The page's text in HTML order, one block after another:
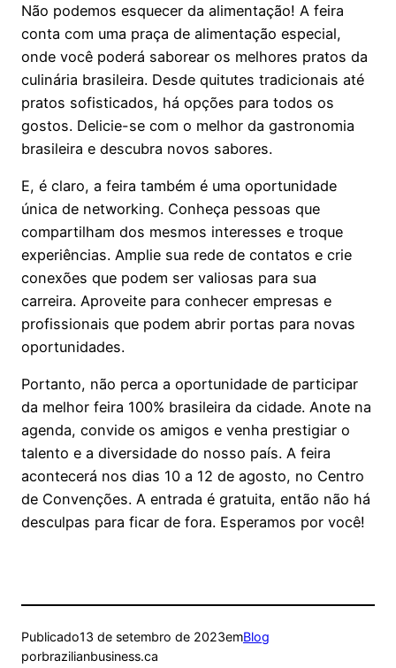
Não podemos esquecer da alimentação! A feira
conta com uma praça de alimentação especial,
onde você poderá saborear os melhores pratos da
culinária brasileira. Desde quitutes tradicionais até
pratos sofisticados, há opções para todos os
gostos. Delicie-se com o melhor da gastronomia
brasileira e descubra novos sabores.
E, é claro, a feira também é uma oportunidade
única de networking. Conheça pessoas que
compartilham dos mesmos interesses e troque
experiências. Amplie sua rede de contatos e crie
conexões que podem ser valiosas para sua
carreira. Aproveite para conhecer empresas e
profissionais que podem abrir portas para novas
oportunidades.
Portanto, não perca a oportunidade de participar
da melhor feira 100% brasileira da cidade. Anote na
agenda, convide os amigos e venha prestigiar o
talento e a diversidade do nosso país. A feira
acontecerá nos dias 10 a 12 de agosto, no Centro
de Convenções. A entrada é gratuita, então não há
desculpas para ficar de fora. Esperamos por você!
Publicado13 de setembro de 2023emBlog
porbrazilianbusiness.ca